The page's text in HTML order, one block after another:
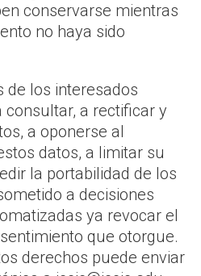
conservarse mientras
no haya sido
de los interesados
consultar, a rectificar y
a oponerse al
datos, a limitar su
la portabilidad de los
a decisiones
ya revocar el
que otorgue.
derechos puede enviar